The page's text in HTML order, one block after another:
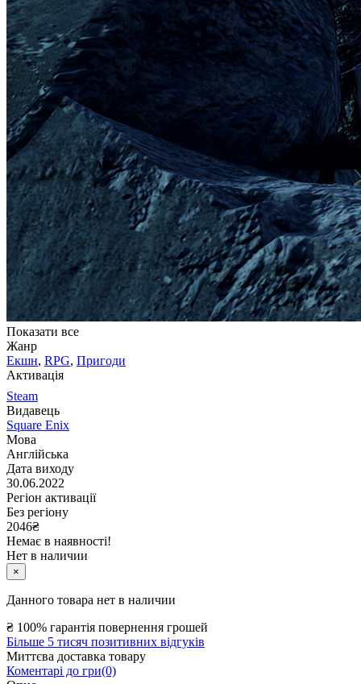
Показати все
Жанр
Екшн, RPG, Пригоди
Активація
Steam
Видавець
Square Enix
Мова
Англійська
Дата виходу
30.06.2022
Регіон активації
Без регіону
2046₴
Немає в наявності!
Нет в наличии
×
Данного товара нет в наличии
₴ 100% гарантія повернення грошей
Більше 5 тисяч позитивних відгуків
Миттєва доставка товару
Коментарі до гри(0)